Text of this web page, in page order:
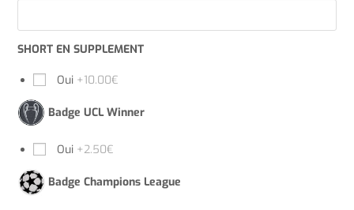
SHORT EN SUPPLEMENT
Oui +10.00€
Badge UCL Winner
Oui +2.50€
Badge Champions League